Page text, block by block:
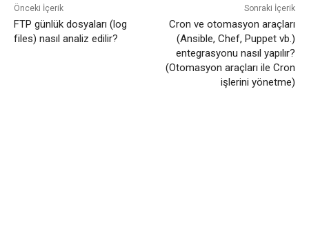
Önceki İçerik
FTP günlük dosyaları (log
files) nasıl analiz edilir?
Sonraki İçerik
Cron ve otomasyon araçları
(Ansible, Chef, Puppet vb.)
entegrasyonu nasıl yapılır?
(Otomasyon araçları ile Cron
işlerini yönetme)